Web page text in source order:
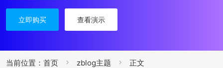
立即购买 查看演示
当前位置： 首页 zblog主题 正文